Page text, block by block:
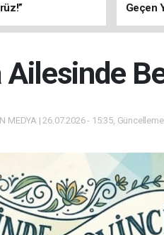
Geçen
Ailesinde
MEDYA | 26.07.2026 - 15:35,